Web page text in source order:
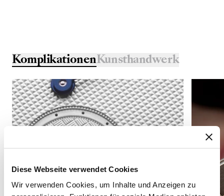
Diese Webseite verwendet Cookies
Wir verwenden Cookies, um Inhalte und Anzeigen zu
KomplikationenKunsthandwerk